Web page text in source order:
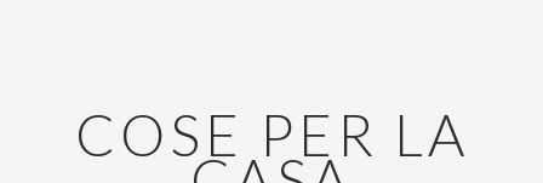
COSE PER LA